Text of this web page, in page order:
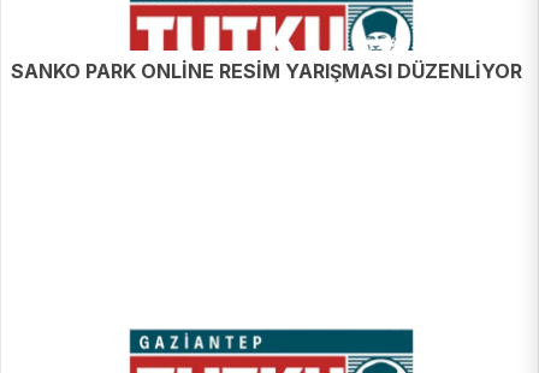
SANKO PARK ONLİNE RESİM YARIŞMASI DÜZENLİYOR